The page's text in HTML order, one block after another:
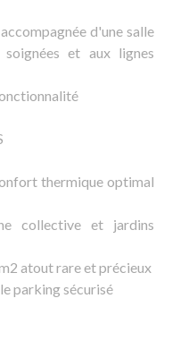
d'une salle
et aux lignes
thermique optimal
collective et jardins
atout rare et précieux
parking sécurisé